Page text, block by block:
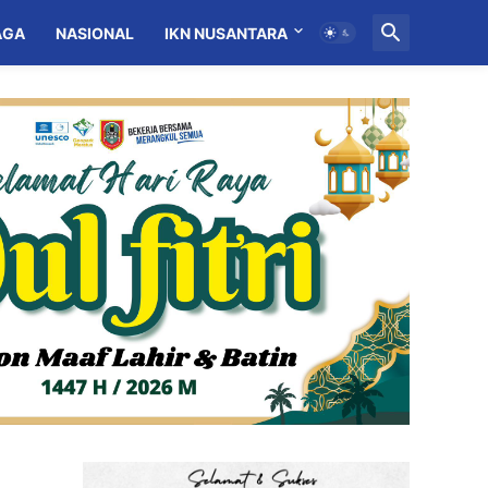
NASIONAL IKN NUSANTARA MITRA